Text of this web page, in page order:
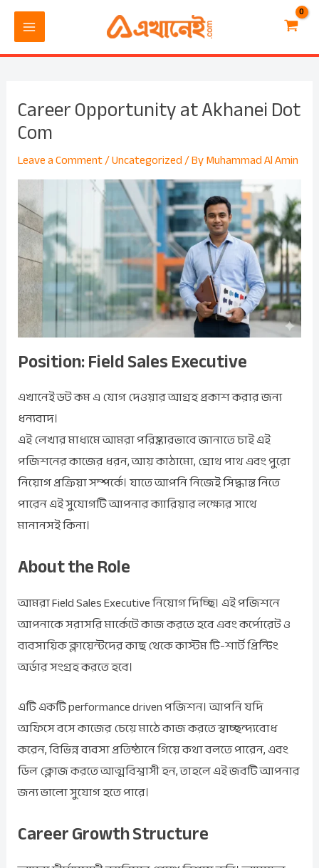
Skip
content
MAIN
MENU
Career Opportunity at Akhanei Dot
Com
Leave a Comment/Uncategorized/ ByMuhammad Al Amin
Position: Field Sales Executive
এখানেই ডট কম এ যোগ দেওয়ার আগ্রহ প্রকাশ করার জন্য
ধন্যবাদ।
এই লেখার মাধ্যমে আমরা পরিষ্কারভাবে জানাতে চাই এই
পজিশনের কাজের ধরন, আয় কাঠামো, গ্রোথ পাথ এবং পুরো
নিয়োগ প্রক্রিয়া সম্পর্কে। যাতে আপনি নিজেই সিদ্ধান্ত নিতে
পারেন এই সুযোগটি আপনার ক্যারিয়ার লক্ষ্যের সাথে
মানানসই কিনা।
About the Role
আমরা Field Sales Executive নিয়োগ দিচ্ছি। এই পজিশনে
আপনাকে সরাসরি মার্কেটে কাজ করতে হবে এবং কর্পোরেট ও
ব্যবসায়িক ক্লায়েন্টদের কাছ থেকে কাস্টম টি-শার্ট প্রিন্টিং
অর্ডার সংগ্রহ করতে হবে।
এটি একটি performance driven পজিশন। আপনি যদি
অফিসে বসে কাজের চেয়ে মাঠে কাজ করতে স্বাচ্ছন্দ্যবোধ
করেন, বিভিন্ন ব্যবসা প্রতিষ্ঠানে গিয়ে কথা বলতে পারেন, এবং
ডিল ক্লোজ করতে আত্মবিশ্বাসী হন, তাহলে এই জবটি আপনার
জন্য ভালো সুযোগ হতে পারে।
Career Growth Structure
Post
navigation